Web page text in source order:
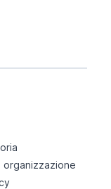
organizzazione